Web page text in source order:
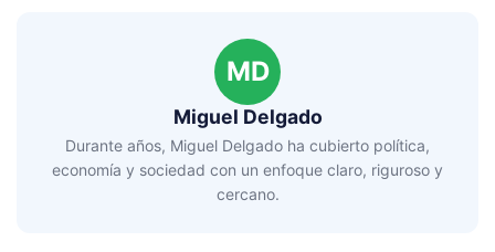
MD
Miguel Delgado
Durante años, Miguel Delgado ha cubierto política,
economía y sociedad con un enfoque claro, riguroso y
cercano.